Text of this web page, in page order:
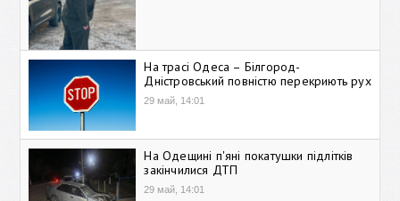
На трасі Одеса – Білгород-
Дністровський повністю перекриють рух
29 май, 14:01
На Одещині п'яні покатушки підлітків
закінчилися ДТП
29 май, 14:01